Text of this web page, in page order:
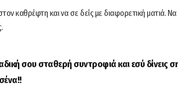
καθρέφτη και να σε δείς με διαφορετική ματιά.
σου σταθερή συντροφιά και εσύ δίνεις